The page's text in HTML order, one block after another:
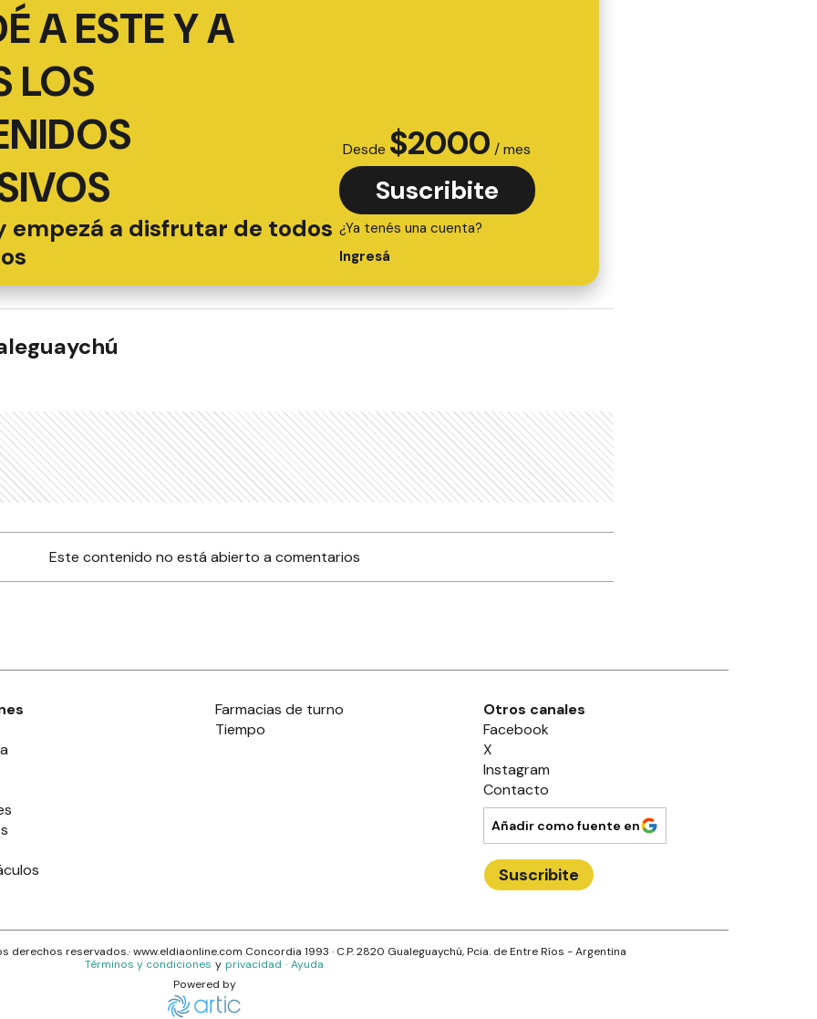
A ESTE Y A
LOS
empezá a disfrutar de todos
Desde $2000 / mes
Suscribite
¿Ya tenés una cuenta?
Ingresá
Este contenido no está abierto a comentarios
Farmacias de turno
Tiempo
Otros canales
Facebook
X
Instagram
Contacto
Añadir como fuente en
Suscribite
derechos reservados.· www.eldiaonline.com Concordia 1993 · C.P.2820 Gualeguaychú, Pcia. de Entre Ríos - Argentina
Términos y condiciones y privacidad · Ayuda
Powered by